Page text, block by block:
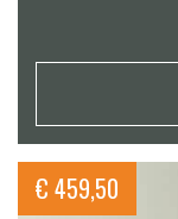
€ 459,50